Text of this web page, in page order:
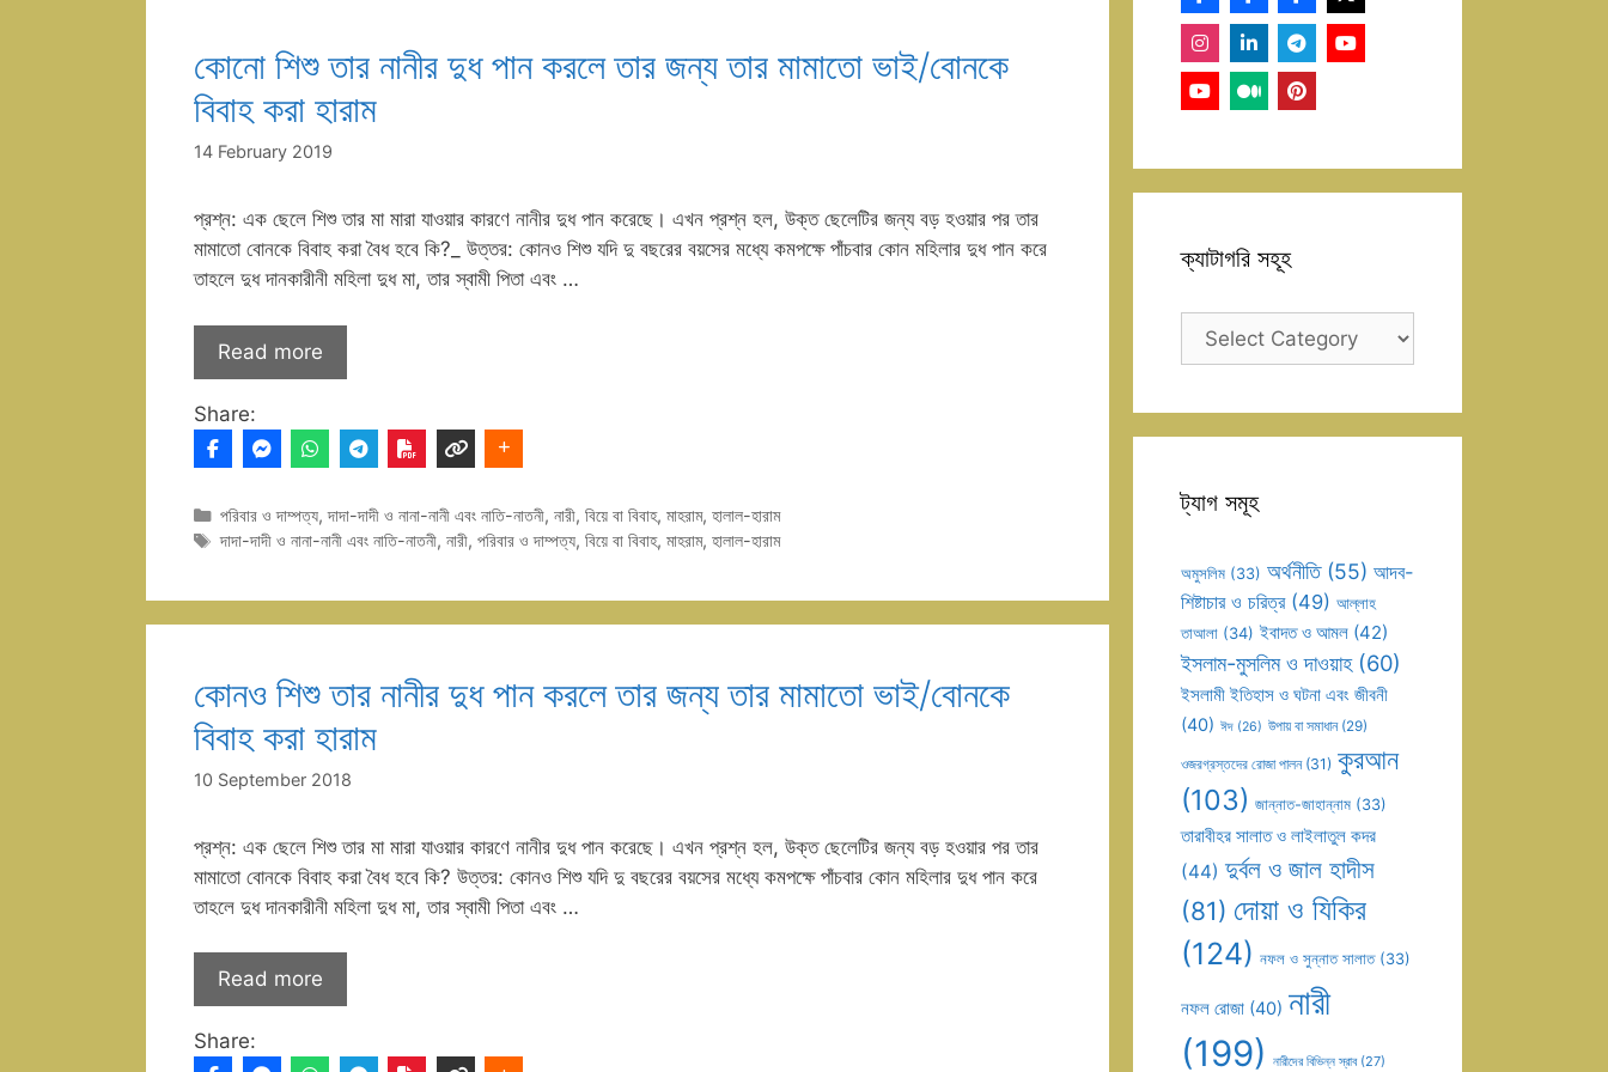
কোনো শিশু তার নানীর দুধ পান করলে তার জন্য তার মামাতো ভাই/বোনকে
বিবাহ করা হারাম
14 February 2019
প্রশ্ন: এক ছেলে শিশু তার মা মারা যাওয়ার কারণে নানীর দুধ পান করেছে। এখন প্রশ্ন হল, উক্ত ছেলেটির জন্য বড় হওয়ার পর তার
মামাতো বোনকে বিবাহ করা বৈধ হবে কি?_ উত্তর: কোনও শিশু যদি দু বছরের বয়সের মধ্যে কমপক্ষে পাঁচবার কোন মহিলার দুধ পান করে
তাহলে দুধ দানকারীনী মহিলা দুধ মা, তার স্বামী পিতা এবং …
Read more
Share:
Categories
পরিবার ও দাম্পত্য,দাদা-দাদী ও নানা-নানী এবং নাতি-নাতনী, নারী, বিয়ে বা বিবাহ, মাহরাম, হালাল-হারাম
Tags
দাদা-দাদী ও নানা-নানী এবং নাতি-নাতনী, নারী, পরিবার ও দাম্পত্য, বিয়ে বা বিবাহ, মাহরাম, হালাল-হারাম
কোনও শিশু তার নানীর দুধ পান করলে তার জন্য তার মামাতো ভাই/বোনকে
বিবাহ করা হারাম
10 September 2018
প্রশ্ন: এক ছেলে শিশু তার মা মারা যাওয়ার কারণে নানীর দুধ পান করেছে। এখন প্রশ্ন হল, উক্ত ছেলেটির জন্য বড় হওয়ার পর তার
মামাতো বোনকে বিবাহ করা বৈধ হবে কি? উত্তর: কোনও শিশু যদি দু বছরের বয়সের মধ্যে কমপক্ষে পাঁচবার কোন মহিলার দুধ পান করে
তাহলে দুধ দানকারীনী মহিলা দুধ মা, তার স্বামী পিতা এবং …
Read more
Share:
ক্যাটাগরি সহূহ
ক্যাটাগরি
ট্যাগ সমূহ
অমুসলিম (33) অর্থনীতি(55) আদব-
শিষ্টাচার ও চরিত্র(49) আল্লাহ
তাআলা (34) ইবাদত ও আমল (42)
ইসলাম-মুসলিম ও দাওয়াহ(60)
ইসলামী ইতিহাস ও ঘটনা এবং জীবনী
(40) ঈদ (26) উপায় বা সমাধান(29)
ওজরগ্রস্তদের রোজা পালন(31) কুরআন
(103) জান্নাত-জাহান্নাম (33)
তারাবীহর সালাত ও লাইলাতুল কদর
(44) দুর্বল ও জাল হাদীস
(81) দোয়া ও যিকির
(124) নফল ও সুন্নাত সালাত(33)
নফল রোজা (40) নারী
(199) নারীদের বিভিন্ন স্রাব(27)